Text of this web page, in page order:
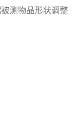
测物品形状调整